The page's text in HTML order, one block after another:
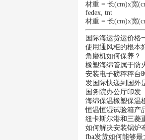
材重 = 长(cm)x宽
fedex, tnt
材重 = 长(cm)x宽
国际海运货运价格
使用通风柜的根本
角磨机如何保养？
橡塑海绵管属于防
安装电子磅秤秤台
发国际快递到国外
国务院办公厅印发
海绵保温橡塑保温
恒温恒湿试验箱产
纽卡斯尔港和三菱
如何解决安装锅炉
fba发货如何能够最